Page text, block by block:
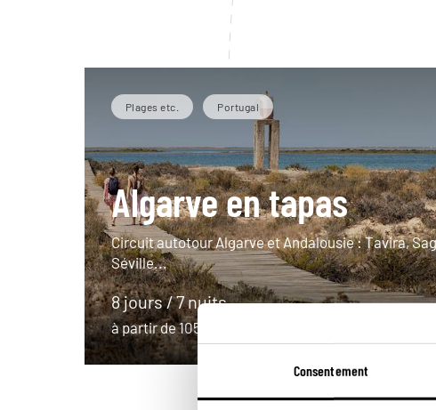
Consentement
Plages etc. Portugal
Algarve en tapas
Circuit autotour Algarve et Andalousie : Tavira,
Séville...
8 jours / 7 nuits
à partir de 1050€